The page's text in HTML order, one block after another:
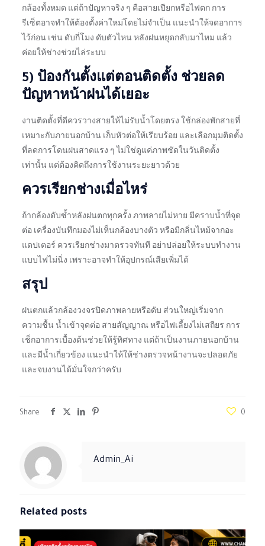
กล้องทั้งหมด แต่ถ้าปัญหาจริง ๆ คือสายเปียกหรือไฟตก การ
รีเซ็ตอาจทำให้ต้องตั้งค่าใหม่โดยไม่จำเป็น แนะนำให้จดอาการ
ไว้ก่อน เช่น ดับกี่โมง ดับตัวไหน หลังฝนหยุดกลับมาไหม แล้ว
ค่อยให้ช่างช่วยไล่ระบบ
5) ป้องกันตั้งแต่ตอนติดตั้ง ช่วยลด
ปัญหาหน้าฝนได้เยอะ
งานติดตั้งที่ดีควรวางสายให้ไม่รับน้ำโดยตรง ใช้กล่องพักสายที่
เหมาะกับภายนอกบ้าน เก็บหัวต่อให้เรียบร้อย และเลือกมุมติดตั้ง
ที่ลดการโดนฝนสาดแรง ๆ ไม่ใช่ดูแค่ภาพชัดในวันติดตั้ง
เท่านั้น แต่ต้องคิดถึงการใช้งานระยะยาวด้วย
ควรเรียกช่างเมื่อไหร่
ถ้ากล้องดับซ้ำหลังฝนตกทุกครั้ง ภาพลายไม่หาย มีคราบน้ำที่จุด
ต่อ เครื่องบันทึกมองไม่เห็นกล้องบางตัว หรือมีกลิ่นไหม้จากอะ
แดปเตอร์ ควรเรียกช่างมาตรวจทันที อย่าปล่อยให้ระบบทำงาน
แบบไฟไม่นิ่ง เพราะอาจทำให้อุปกรณ์เสียเพิ่มได้
สรุป
ฝนตกแล้วกล้องวงจรปิดภาพลายหรือดับ ส่วนใหญ่เริ่มจาก
ความชื้น น้ำเข้าจุดต่อ สายสัญญาณ หรือไฟเลี้ยงไม่เสถียร การ
เช็กอาการเบื้องต้นช่วยให้รู้ทิศทาง แต่ถ้าเป็นงานภายนอกบ้าน
และมีน้ำเกี่ยวข้อง แนะนำให้ให้ช่างตรวจหน้างานจะปลอดภัย
และจบงานได้มั่นใจกว่าครับ
Share 0
Admin_Ai
Related posts